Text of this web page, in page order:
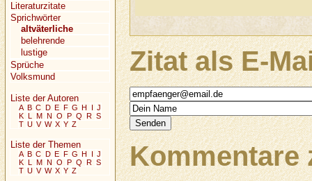
Zitat als E-
Kommentare
Literaturzitate
Sprichwörter
altväterliche
belehrende
lustige
Sprüche
Volksmund
Liste der Autoren
A B C D E F G H I J
K L M N O P Q R S
T U V W X Y Z
Liste der Themen
A B C D E F G H I J
K L M N O P Q R S
T U V W X Y Z